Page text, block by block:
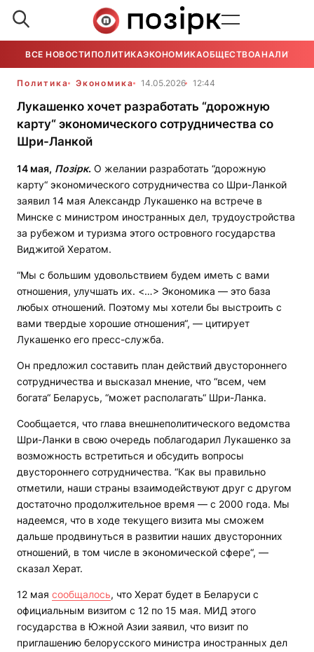
ВСЕ НОВОСТИ ПОЛИТИКАЭКОНОМИКАОБЩЕСТВОАНАЛИТИКА
Политика Экономика 14.05.2026 12:44
Лукашенко хочет разработать “дорожную
карту“ экономического сотрудничества со
Шри-Ланкой
14 мая, Позірк. О желании разработать “дорожную
карту“ экономического сотрудничества со Шри-Ланкой
заявил 14 мая Александр Лукашенко на встрече в
Минске с министром иностранных дел, трудоустройства
за рубежом и туризма этого островного государства
Виджитой Хератом.
“Мы с большим удовольствием будем иметь с вами
отношения, улучшать их. <…> Экономика — это база
любых отношений. Поэтому мы хотели бы выстроить с
вами твердые хорошие отношения“, — цитирует
Лукашенко его пресс-служба.
Он предложил составить план действий двустороннего
сотрудничества и высказал мнение, что “всем, чем
богата“ Беларусь, “может располагать“ Шри-Ланка.
Сообщается, что глава внешнеполитического ведомства
Шри-Ланки в свою очередь поблагодарил Лукашенко за
возможность встретиться и обсудить вопросы
двустороннего сотрудничества. “Как вы правильно
отметили, наши страны взаимодействуют друг с другом
достаточно продолжительное время — с 2000 года. Мы
надеемся, что в ходе текущего визита мы сможем
дальше продвинуться в развитии наших двусторонних
отношений, в том числе в экономической сфере“, —
сказал Херат.
12 мая сообщалось, что Херат будет в Беларуси с
официальным визитом с 12 по 15 мая. МИД этого
государства в Южной Азии заявил, что визит по
приглашению белорусского министра иностранных дел